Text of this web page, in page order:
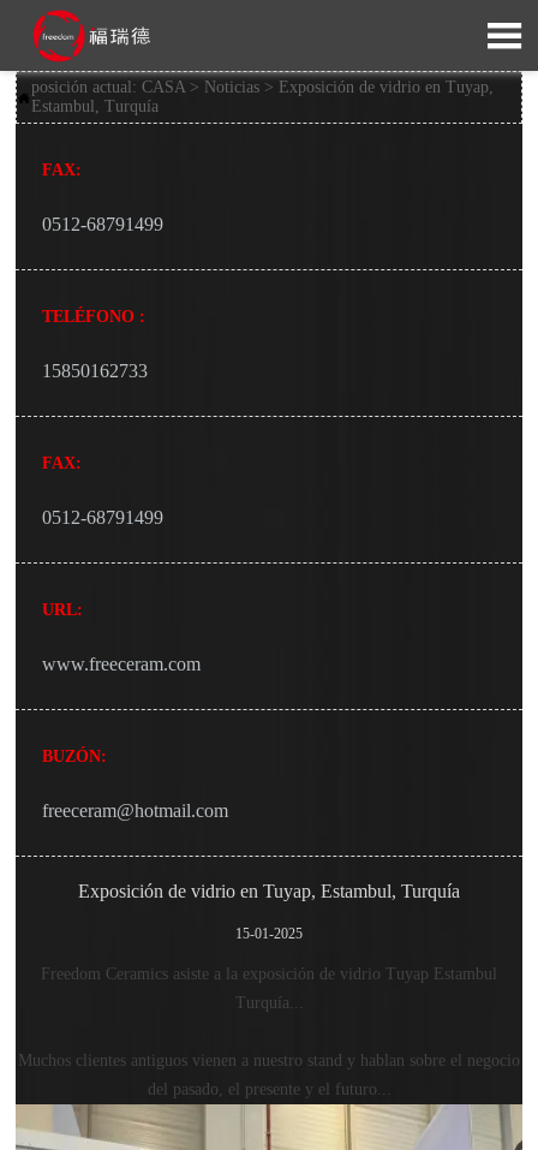


posición actual:CASA> Noticias > Exposición de vidrio en Tuyap,
Estambul, Turquía
FAX:
0512-68791499
TELÉFONO :
15850162733
FAX:
0512-68791499
URL:
www.freeceram.com
BUZÓN:
freeceram@hotmail.com
Exposición de vidrio en Tuyap, Estambul, Turquía
15-01-2025
Freedom Ceramics asiste a la exposición de vidrio Tuyap Estambul
Turquía...
Muchos clientes antiguos vienen a nuestro stand y hablan sobre el negocio
del pasado, el presente y el futuro...